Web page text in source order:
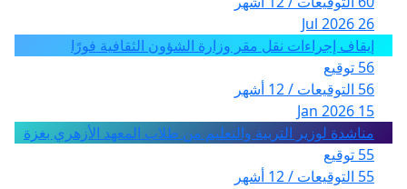
26 Jul 2026
إيقاف إجراءات نقل مقر وزارة الشؤون الثقافية فورًا
56 توقيع
56 التوقيعات / 12 أشهر
15 Jan 2026
مناشدة لوزير التربية والتعليم من طلاب المعهد الأزهري بغزة
55 توقيع
55 التوقيعات / 12 أشهر